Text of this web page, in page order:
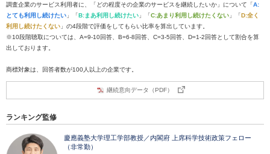
調査企業のサービス利用者に、「どの程度その企業のサービスを継続したいか」について「A:
とても利用し続けたい 」「B:まあ利用し続けたい 」「C:あまり利用し続けたくない 」「D:全く
利用し続けたくない 」の4段階で評価をしてもらい比率を算出しています。
※10段階聴取については、A=9-10回答、B=6-8回答、C=3-5回答、D=1-2回答として割合を算
出しております。
商標対象は、回答者数が100人以上の企業です。
継続意向データ（PDF）
ランキング監修
慶應義塾大学理工学部教授／内閣府 上席科学技術政策フェロー
（非常勤）